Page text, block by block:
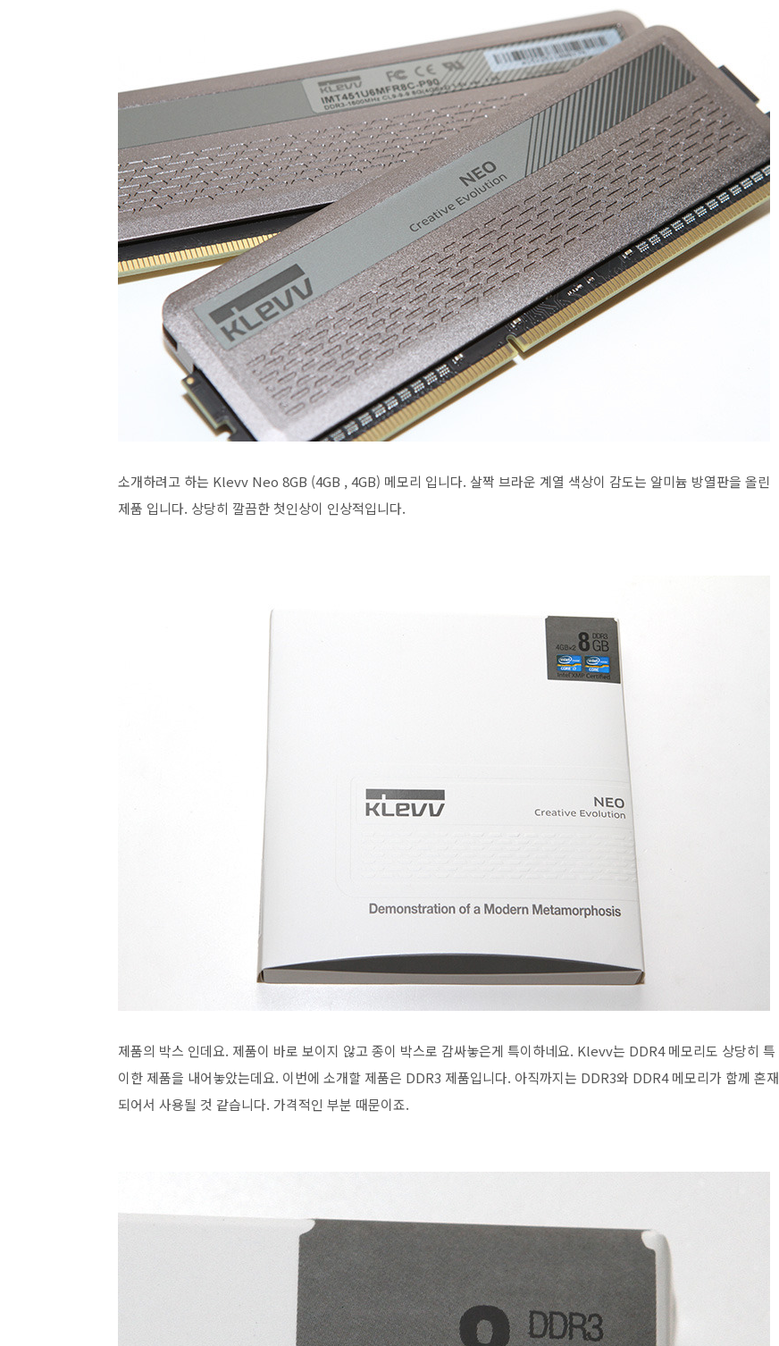
소개하려고 하는 Klevv Neo 8GB (4GB , 4GB) 메모리 입니다. 살짝 브라운 계열 색상이 감도는 알미늄 방열판을 올린
제품 입니다. 상당히 깔끔한 첫인상이 인상적입니다.
제품의 박스 인데요. 제품이 바로 보이지 않고 종이 박스로 감싸놓은게 특이하네요. Klevv는 DDR4 메모리도 상당히 특
이한 제품을 내어놓았는데요. 이번에 소개할 제품은 DDR3 제품입니다. 아직까지는 DDR3와 DDR4 메모리가 함께 혼재
되어서 사용될 것 같습니다. 가격적인 부분 때문이죠.